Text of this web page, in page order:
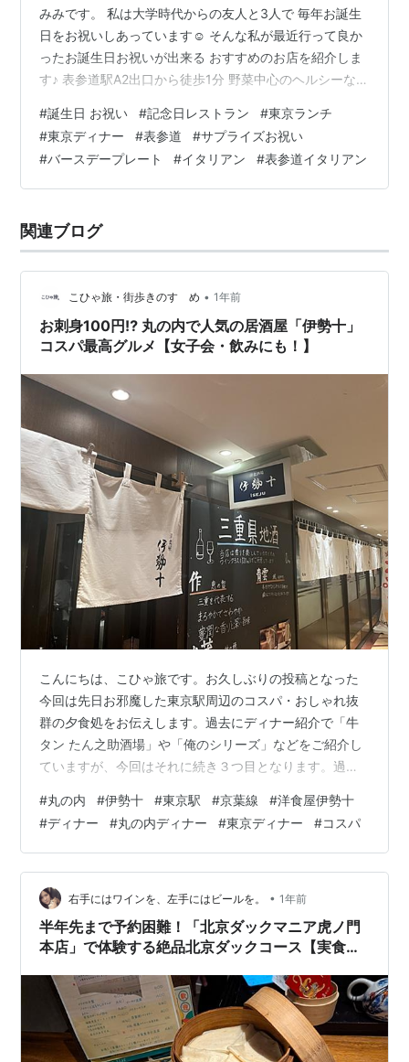
みみです。 私は大学時代からの友人と3人で 毎年お誕生
日をお祝いしあっています☺️ そんな私が最近行って良か
ったお誕生日お祝いが出来る おすすめのお店を紹介しま
す♪ 表参道駅A2出口から徒歩1分 野菜中心のヘルシーなイ
渋谷区神宮前4-2-17 AOYAMA R NATSUNO BLD B1F ご
予約はこちらから！ 表参道にあるAppleストアの路地を
少し入ったところ、 フライングタイガーの向かい側で
す。 地下への入り口がすでにおしゃれです♪ もちろん店
#誕生日 お祝い #記念日レストラン #東京ランチ
#東京ディナー #表参道 #サプライズお祝い
#バースデープレート #イタリアン #表参道イタリアン
関連ブログ
こひゃ旅・街歩きのすゝめ • 1年前
お刺身100円⁉ 丸の内で人気の居酒屋「伊勢十」
コスパ最高グルメ【女子会・飲みにも！】
こんにちは、こひゃ旅です。お久しぶりの投稿となった
今回は先日お邪魔した東京駅周辺のコスパ・おしゃれ抜
群の夕食処をお伝えします。過去にディナー紹介で「牛
タン たん之助酒場」や「俺のシリーズ」などをご紹介し
ていますが、今回はそれに続き３つ目となります。過去
ディナーのご参考までに！！ trip63.hatenablog.com
trip63.hatenablog.com 今回は洋食酒場の伊勢十さん！
では早速今回の話題へ入っていきます。今回ご紹介する
のは三重の日本酒や美味しいお肉を堪能できる「伊勢
十」さんです。 伊勢十 気になるメニューやお値段
は…？…
#丸の内 #伊勢十 #東京駅 #京葉線 #洋食屋伊勢十
#ディナー #丸の内ディナー #東京ディナー #コスパ
右手にはワインを、左手にはビールを。 • 1年前
半年先まで予約困難！「北京ダックマニア虎ノ門
本店」で体験する絶品北京ダックコース【実食レ